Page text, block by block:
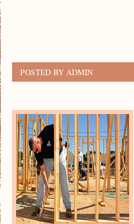
POSTED BY ADMIN